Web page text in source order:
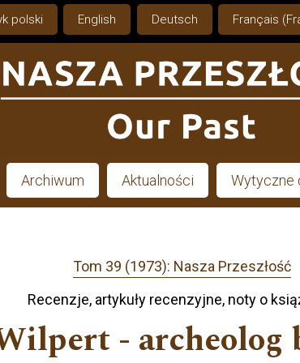
polski English Deutsch Français
Archiwum Aktualności Wytyczne
Tom 39 (1973): Nasza Przeszłość
Recenzje, artykuły recenzyjne, noty o
- archeolog